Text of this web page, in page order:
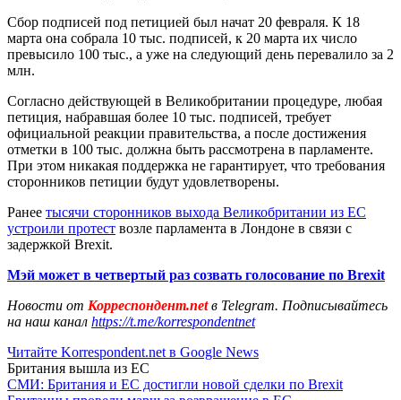
Сбор подписей под петицией был начат 20 февраля. К 18
марта она собрала 10 тыс. подписей, к 20 марта их число
превысило 100 тыс., а уже на следующий день перевалило за 2
млн.
Согласно действующей в Великобритании процедуре, любая
петиция, набравшая более 10 тыс. подписей, требует
официальной реакции правительства, а после достижения
отметки в 100 тыс. должна быть рассмотрена в парламенте.
При этом никакая поддержка не гарантирует, что требования
сторонников петиции будут удовлетворены.
Ранее тысячи сторонников выхода Великобритании из ЕС
устроили протест возле парламента в Лондоне в связи с
задержкой Brexit.
Мэй может в четвертый раз созвать голосование по Brexit
Новости от Корреспондент.netв Telegram. Подписывайтесь
на наш канал https://t.me/korrespondentnet
Читайте Korrespondent.net в Google News
Британия вышла из ЕС
СМИ: Британия и ЕС достигли новой сделки по Brexit